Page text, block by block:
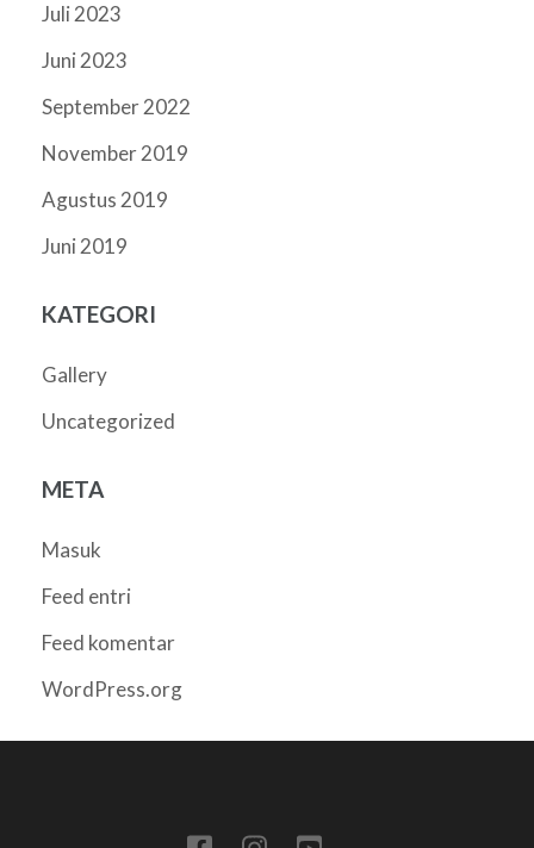
Juli 2023
Juni 2023
September 2022
November 2019
Agustus 2019
Juni 2019
KATEGORI
Gallery
Uncategorized
META
Masuk
Feed entri
Feed komentar
WordPress.org